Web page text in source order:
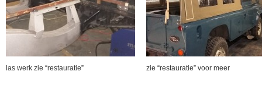
las werk zie “restauratie” zie “restauratie” voor meer